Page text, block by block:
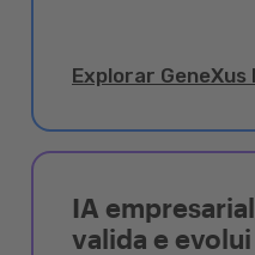
Explorar GeneXus
IA
valida e evolui